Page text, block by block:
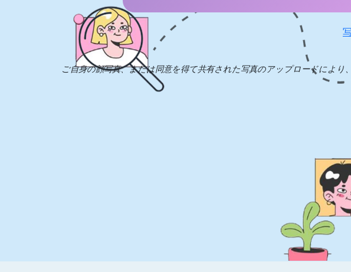
ご自身の顔写真、または同意を得て共有された写真のアップロードによ